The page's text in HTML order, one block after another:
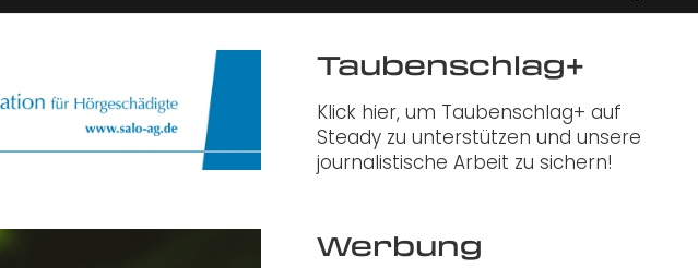
Taubenschlag+
Klick hier, um Taubenschlag+ auf
Steady zu unterstützen und unsere
journalistische Arbeit zu sichern!
Werbung